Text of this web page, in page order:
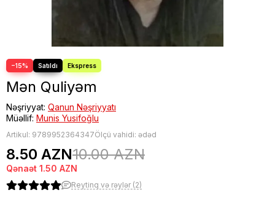
−15%
Mən Quliyəm
Nəşriyyat: Qanun Nəşriyyatı
Müəllif: Munis Yusifoğlu
Artikul: 9789952364347Ölçü vahidi: ədəd
8.50 AZN10.00 AZN
Qənaət 1.50 AZN
Reytinq və rəylər (2)